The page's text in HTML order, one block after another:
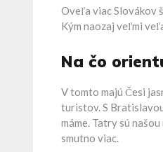
Oveľa viac Slovákov
Kým naozaj veľmi
Na čo
V tomto majú Česi
turistov. S
máme. Tatry sú
smutno viac.